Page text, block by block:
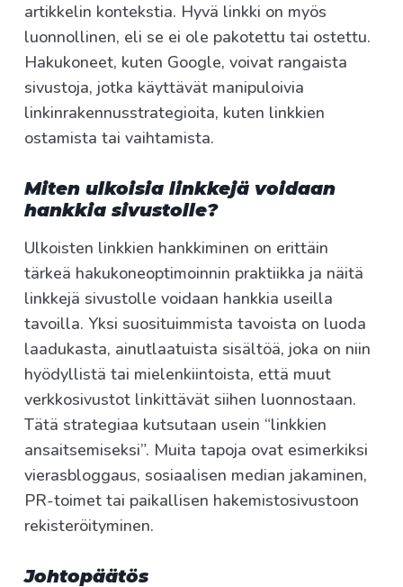
artikkelin kontekstia. Hyvä linkki on myös
luonnollinen, eli se ei ole pakotettu tai ostettu.
Hakukoneet, kuten Google, voivat rangaista
sivustoja, jotka käyttävät manipuloivia
linkinrakennusstrategioita, kuten linkkien
ostamista tai vaihtamista.
Miten ulkoisia linkkejä voidaan
hankkia sivustolle?
Ulkoisten linkkien hankkiminen on erittäin
tärkeä hakukoneoptimoinnin praktiikka ja näitä
linkkejä sivustolle voidaan hankkia useilla
tavoilla. Yksi suosituimmista tavoista on luoda
laadukasta, ainutlaatuista sisältöä, joka on niin
hyödyllistä tai mielenkiintoista, että muut
verkkosivustot linkittävät siihen luonnostaan.
Tätä strategiaa kutsutaan usein “linkkien
ansaitsemiseksi”. Muita tapoja ovat esimerkiksi
vierasbloggaus, sosiaalisen median jakaminen,
PR-toimet tai paikallisen hakemistosivustoon
rekisteröityminen.
Johtopäätös